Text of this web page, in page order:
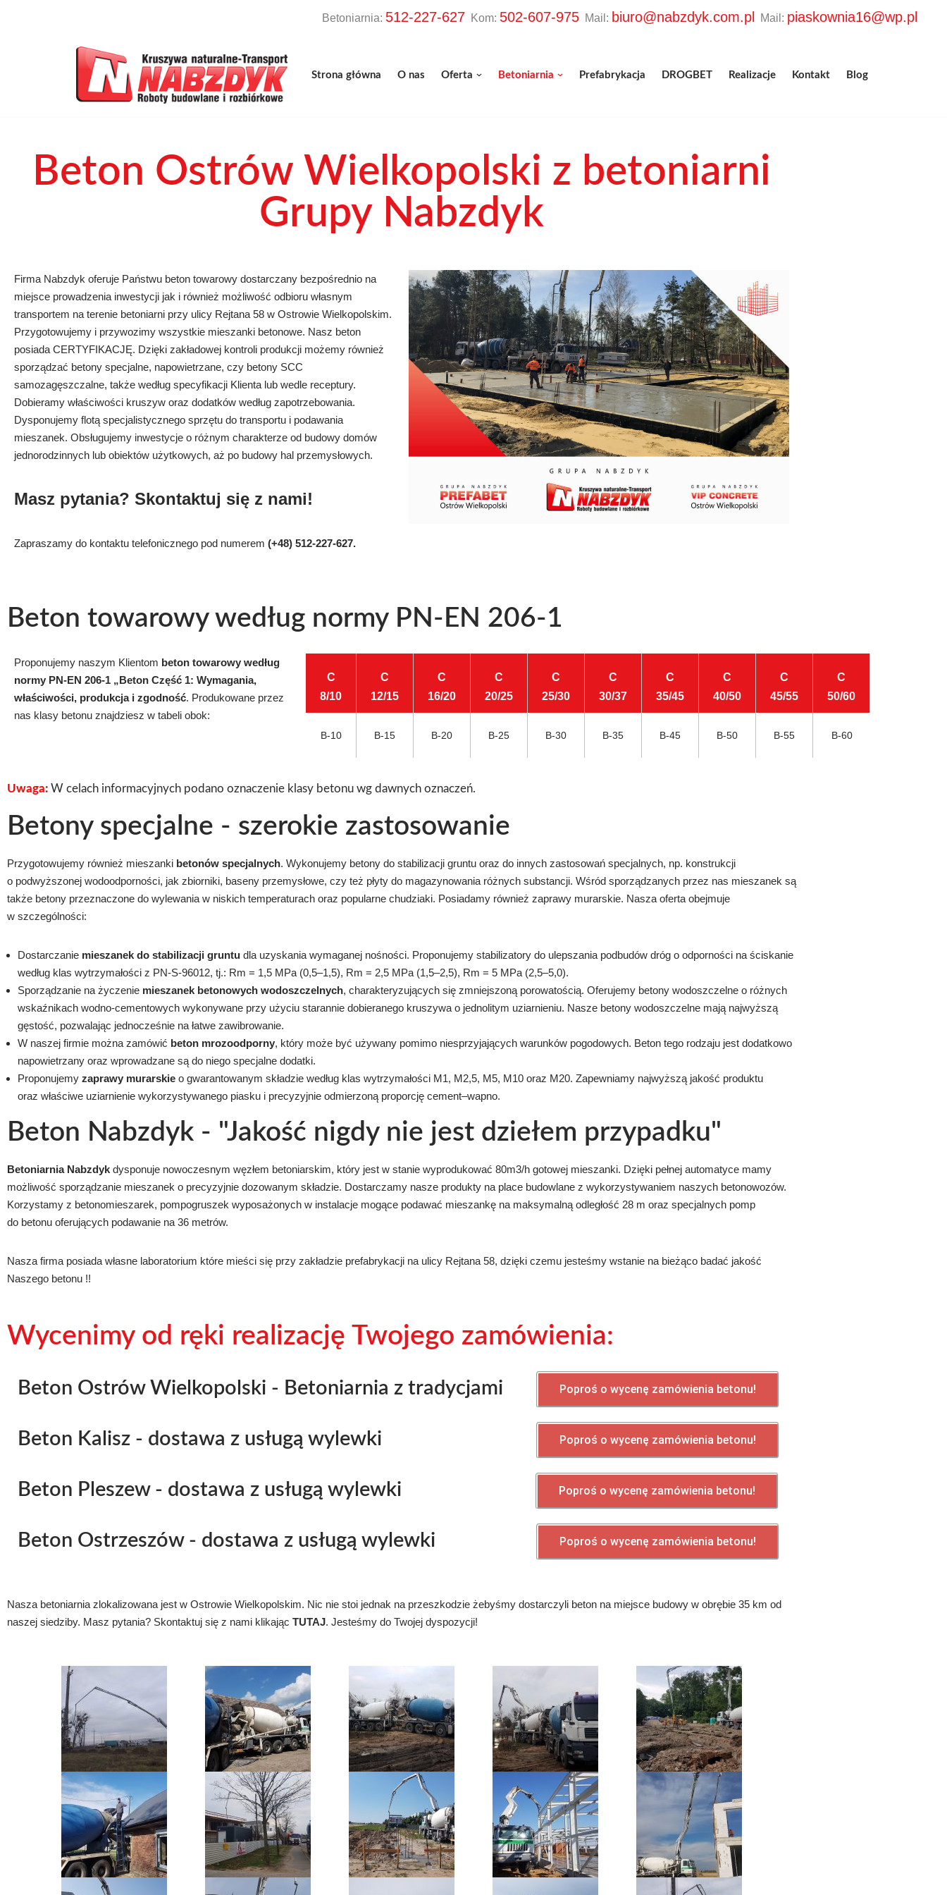
Betoniarnia: 512-227-627 Kom: 502-607-975 Mail: biuro@nabzdyk.com.pl Mail: piaskownia16@wp.pl
Strona główna O nas Oferta Betoniarnia Prefabrykacja DROGBET Realizacje Kontakt Blog
Beton Ostrów Wielkopolski z betoniarni
Grupy Nabzdyk
Firma Nabzdyk oferuje Państwu beton towarowy dostarczany bezpośrednio na
miejsce prowadzenia inwestycji jak i również możliwość odbioru własnym
transportem na terenie betoniarni przy ulicy Rejtana 58 w Ostrowie Wielkopolskim.
Przygotowujemy i przywozimy wszystkie mieszanki betonowe. Nasz beton
posiada CERTYFIKACJĘ. Dzięki zakładowej kontroli produkcji możemy również
sporządzać betony specjalne, napowietrzane, czy betony SCC
samozagęszczalne, także według specyfikacji Klienta lub wedle receptury.
Dobieramy właściwości kruszyw oraz dodatków według zapotrzebowania.
Dysponujemy flotą specjalistycznego sprzętu do transportu i podawania
mieszanek. Obsługujemy inwestycje o różnym charakterze od budowy domów
jednorodzinnych lub obiektów użytkowych, aż po budowy hal przemysłowych.
Masz pytania? Skontaktuj się z nami!
Zapraszamy do kontaktu telefonicznego pod numerem (+48) 512-227-627.
Beton towarowy według normy PN-EN 206-1
Proponujemy naszym Klientom beton towarowy według
normy PN-EN 206-1 „Beton Część 1: Wymagania,
właściwości, produkcja i zgodność. Produkowane przez
nas klasy betonu znajdziesz w tabeli obok:
C
8/10
C
12/15
C
16/20
C
20/25
C
25/30
C
30/37
C
35/45
C
40/50
C
45/55
C
50/60
B-10 B-15 B-20 B-25 B-30 B-35 B-45 B-50 B-55 B-60
Uwaga: W celach informacyjnych podano oznaczenie klasy betonu wg dawnych oznaczeń.
Betony specjalne - szerokie zastosowanie
Przygotowujemy również mieszanki betonów specjalnych. Wykonujemy betony do stabilizacji gruntu oraz do innych zastosowań specjalnych, np. konstrukcji
o podwyższonej wodoodporności, jak zbiorniki, baseny przemysłowe, czy też płyty do magazynowania różnych substancji. Wśród sporządzanych przez nas mieszanek są
także betony przeznaczone do wylewania w niskich temperaturach oraz popularne chudziaki. Posiadamy również zaprawy murarskie. Nasza oferta obejmuje
w szczególności:
Dostarczanie mieszanek do stabilizacji gruntu dla uzyskania wymaganej nośności. Proponujemy stabilizatory do ulepszania podbudów dróg o odporności na ściskanie
według klas wytrzymałości z PN-S-96012, tj.: Rm = 1,5 MPa (0,5–1,5), Rm = 2,5 MPa (1,5–2,5), Rm = 5 MPa (2,5–5,0).
Sporządzanie na życzenie mieszanek betonowych wodoszczelnych, charakteryzujących się zmniejszoną porowatością. Oferujemy betony wodoszczelne o różnych
wskaźnikach wodno-cementowych wykonywane przy użyciu starannie dobieranego kruszywa o jednolitym uziarnieniu. Nasze betony wodoszczelne mają najwyższą
gęstość, pozwalając jednocześnie na łatwe zawibrowanie.
W naszej firmie można zamówić beton mrozoodporny, który może być używany pomimo niesprzyjających warunków pogodowych. Beton tego rodzaju jest dodatkowo
napowietrzany oraz wprowadzane są do niego specjalne dodatki.
Proponujemy zaprawy murarskie o gwarantowanym składzie według klas wytrzymałości M1, M2,5, M5, M10 oraz M20. Zapewniamy najwyższą jakość produktu
oraz właściwe uziarnienie wykorzystywanego piasku i precyzyjnie odmierzoną proporcję cement–wapno.
Beton Nabzdyk - "Jakość nigdy nie jest dziełem przypadku"
Betoniarnia Nabzdyk dysponuje nowoczesnym węzłem betoniarskim, który jest w stanie wyprodukować 80m3/h gotowej mieszanki. Dzięki pełnej automatyce mamy
możliwość sporządzanie mieszanek o precyzyjnie dozowanym składzie. Dostarczamy nasze produkty na place budowlane z wykorzystywaniem naszych betonowozów.
Korzystamy z betonomieszarek, pompogruszek wyposażonych w instalacje mogące podawać mieszankę na maksymalną odległość 28 m oraz specjalnych pomp
do betonu oferujących podawanie na 36 metrów.
Nasza firma posiada własne laboratorium które mieści się przy zakładzie prefabrykacji na ulicy Rejtana 58, dzięki czemu jesteśmy wstanie na bieżąco badać jakość
Naszego betonu !!
Wycenimy od ręki realizację Twojego zamówienia:
Beton Ostrów Wielkopolski - Betoniarnia z tradycjami Poproś o wycenę zamówienia betonu!
Beton Kalisz - dostawa z usługą wylewki Poproś o wycenę zamówienia betonu!
Beton Pleszew - dostawa z usługą wylewki Poproś o wycenę zamówienia betonu!
Beton Ostrzeszów - dostawa z usługą wylewki Poproś o wycenę zamówienia betonu!
Nasza betoniarnia zlokalizowana jest w Ostrowie Wielkopolskim. Nic nie stoi jednak na przeszkodzie żebyśmy dostarczyli beton na miejsce budowy w obrębie 35 km od
naszej siedziby. Masz pytania? Skontaktuj się z nami klikając TUTAJ. Jesteśmy do Twojej dyspozycji!